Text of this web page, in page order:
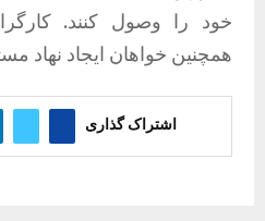
خود را وصول کنند.
همچنین خواهان ایجاد نهاد
اشتراک گذاری